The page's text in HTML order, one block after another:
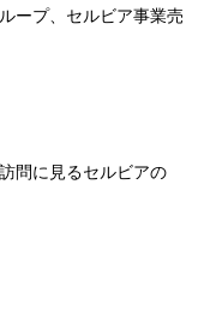
ープ、セルビア事業売
問に見るセルビアの